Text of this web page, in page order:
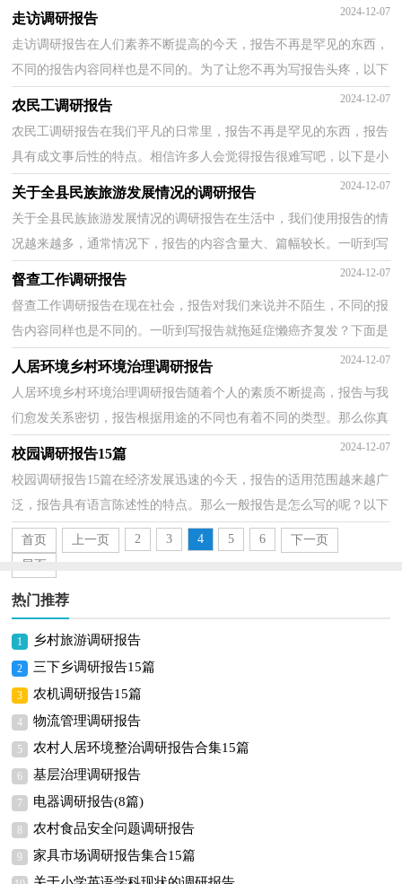
写的呢？下面是小编帮大家整理的农产品市场调研报...
走访调研报告 2024-12-07
走访调研报告在人们素养不断提高的今天，报告不再是罕见的东西，
不同的报告内容同样也是不同的。为了让您不再为写报告头疼，以下
是小编帮大家整理的走访调研报告，仅供参考，欢迎大家...
农民工调研报告 2024-12-07
农民工调研报告在我们平凡的日常里，报告不再是罕见的东西，报告
具有成文事后性的特点。相信许多人会觉得报告很难写吧，以下是小
编为大家整理的农民工调研报告，欢迎大家分享。农民...
关于全县民族旅游发展情况的调研报告 2024-12-07
关于全县民族旅游发展情况的调研报告在生活中，我们使用报告的情
况越来越多，通常情况下，报告的内容含量大、篇幅较长。一听到写
报告马上头昏脑涨？以下是小编精心整理的关于全县民...
督查工作调研报告 2024-12-07
督查工作调研报告在现在社会，报告对我们来说并不陌生，不同的报
告内容同样也是不同的。一听到写报告就拖延症懒癌齐复发？下面是
小编为大家整理的督查工作调研报告，欢迎大家借鉴与...
人居环境乡村环境治理调研报告 2024-12-07
人居环境乡村环境治理调研报告随着个人的素质不断提高，报告与我
们愈发关系密切，报告根据用途的不同也有着不同的类型。那么你真
正懂得怎么写好报告吗？以下是小编收集整理的人居...
校园调研报告15篇 2024-12-07
校园调研报告15篇在经济发展迅速的今天，报告的适用范围越来越广
泛，报告具有语言陈述性的特点。那么一般报告是怎么写的呢？以下
是小编整理的校园调研报告，仅供参考，大家一起来看看...
首页 上一页 2 3 4 5 6
下一页
尾页
热门推荐
1 乡村旅游调研报告
2 三下乡调研报告15篇
3 农机调研报告15篇
4 物流管理调研报告
5 农村人居环境整治调研报告合集15篇
6 基层治理调研报告
7 电器调研报告(8篇)
8 农村食品安全问题调研报告
9 家具市场调研报告集合15篇